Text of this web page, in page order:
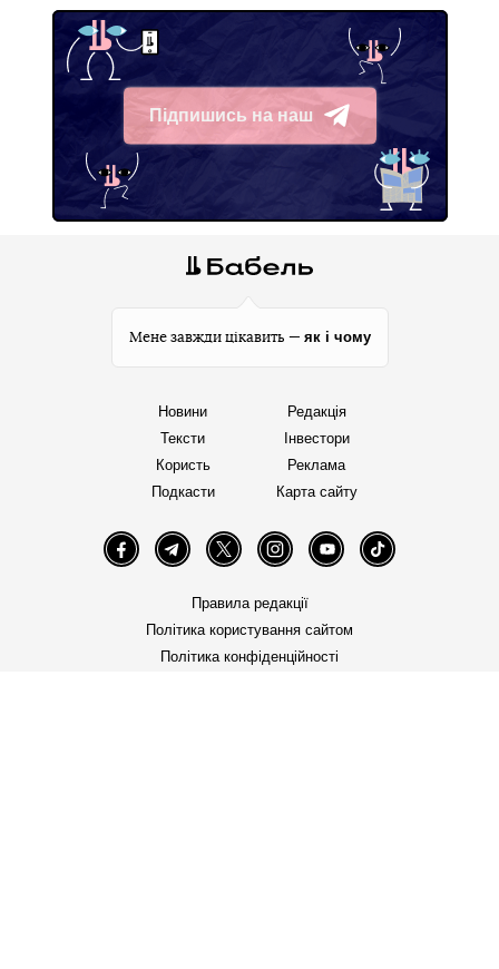
Підпишись на наш
Telegram
Мене завжди цікавить — як і чому
Новини
Тексти
Користь
Подкасти
Редакція
Інвестори
Реклама
Карта сайту
FacebookTelegramTwitter InstagramYouTube TikTok
Правила редакції
Політика користування сайтом
Політика конфіденційності